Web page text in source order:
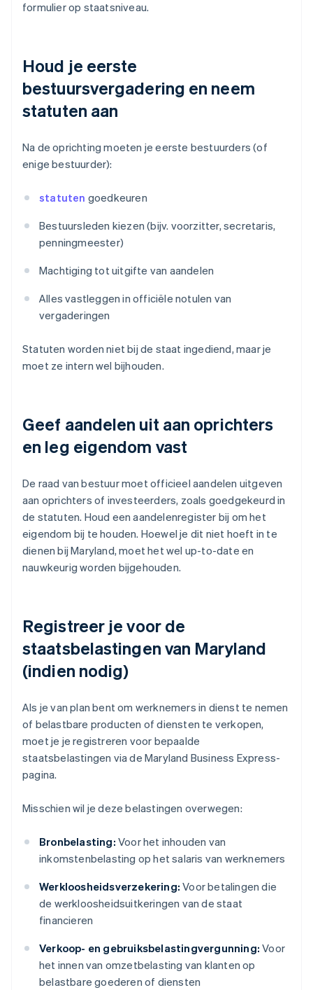
formulier op staatsniveau.
Houd je eerste
bestuursvergadering en neem
statuten aan
Na de oprichting moeten je eerste bestuurders (of
enige bestuurder):
statuten goedkeuren
Bestuursleden kiezen (bijv. voorzitter, secretaris,
penningmeester)
Machtiging tot uitgifte van aandelen
Alles vastleggen in officiële notulen van
vergaderingen
Statuten worden niet bij de staat ingediend, maar je
moet ze intern wel bijhouden.
Geef aandelen uit aan oprichters
en leg eigendom vast
De raad van bestuur moet officieel aandelen uitgeven
aan oprichters of investeerders, zoals goedgekeurd in
de statuten. Houd een aandelenregister bij om het
eigendom bij te houden. Hoewel je dit niet hoeft in te
dienen bij Maryland, moet het wel up-to-date en
nauwkeurig worden bijgehouden.
Registreer je voor de
staatsbelastingen van Maryland
(indien nodig)
Als je van plan bent om werknemers in dienst te nemen
of belastbare producten of diensten te verkopen,
moet je je registreren voor bepaalde
staatsbelastingen via de Maryland Business Express-
pagina.
Misschien wil je deze belastingen overwegen:
Bronbelasting: Voor het inhouden van
inkomstenbelasting op het salaris van werknemers
Werkloosheidsverzekering: Voor betalingen die
de werkloosheidsuitkeringen van de staat
financieren
Verkoop- en gebruiksbelastingvergunning: Voor
het innen van omzetbelasting van klanten op
belastbare goederen of diensten